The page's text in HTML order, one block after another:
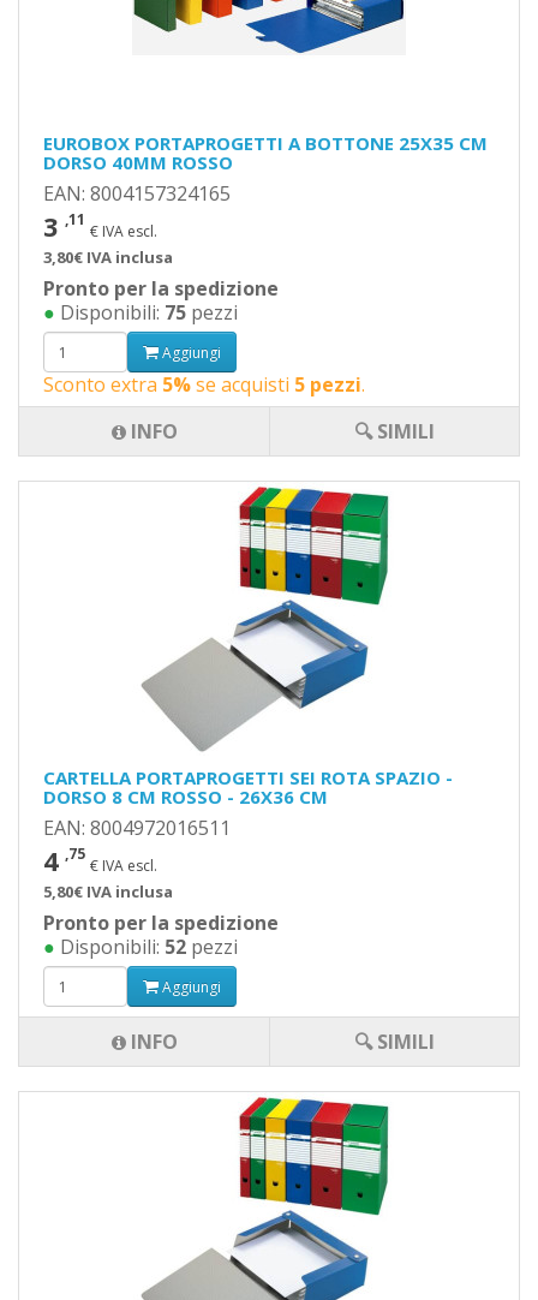
EUROBOX PORTAPROGETTI A BOTTONE 25X35 CM
DORSO 40MM ROSSO
EAN: 8004157324165
3 ,11
€ IVA escl.
3,80€ IVA inclusa
Pronto per la spedizione
● Disponibili: 75 pezzi
Aggiungi
Sconto extra 5%se acquisti 5 pezzi.
INFO
🔍 SIMILI
CARTELLA PORTAPROGETTI SEI ROTA SPAZIO -
DORSO 8 CM ROSSO - 26X36 CM
EAN: 8004972016511
4 ,75
€ IVA escl.
5,80€ IVA inclusa
Pronto per la spedizione
● Disponibili: 52 pezzi
Aggiungi
INFO 🔍 SIMILI